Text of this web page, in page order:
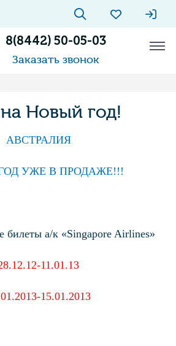
8(8442) 50-05-03
Заказать звонок
Новый год!
АВСТРАЛИЯ
УЖЕ В ПРОДАЖЕ!!!
билеты а/к «Singapore Airlines»
11.01.13
15.01.2013